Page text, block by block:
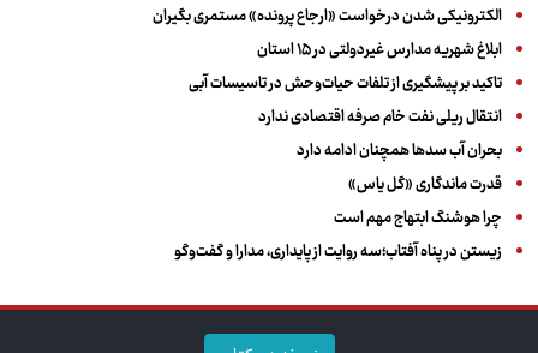
الکترونیکی شدن درخواست «ارجاع پرونده» مستمری بگیران
ابلاغ شهریه مدارس غیردولتی در ۱۵ استان
تاکید بر پیشگیری از تلفات حیات‌وحش در تاسیسات آبی
انتقال ریلی نفت خام صرفه اقتصادی ندارد
بحران آب سدها همچنان ادامه دارد
قدرت ماندگاری «گل یاس»
چرا هوشنگ ابتهاج مهم است
زیستن در پناه آفتاب؛سه روایت از پایداری، مدارا و گفت‌وگو